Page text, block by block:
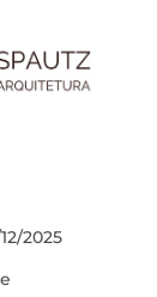
2025